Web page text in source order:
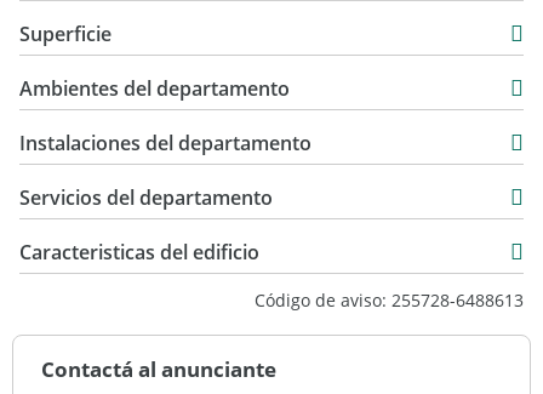
Venta
USD 89.000
Superficie
5 m2
70 m2
Ambientes del departamento
Instalaciones del departamento
Servicios del departamento
Caracteristicas del edificio
Código de aviso: 255728-6488613
Contactá al anunciante